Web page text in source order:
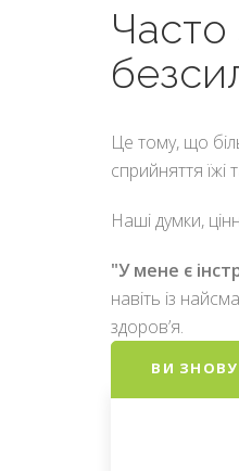
Часто
Це тому, що
сприйняття їжі
Наші думки,
"У мене є
навіть із
здоровʼя.
ВИ